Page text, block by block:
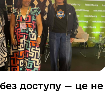
без доступу — це не